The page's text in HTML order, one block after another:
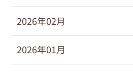
2026年02月
2026年01月